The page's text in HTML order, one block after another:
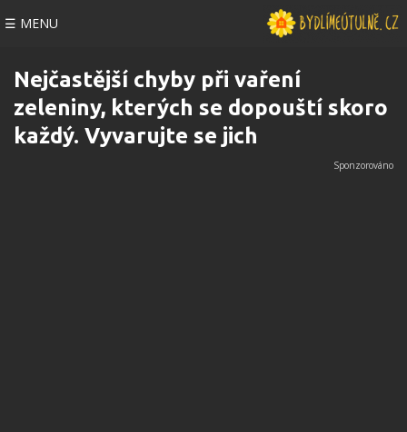
☰ MENU
Nejčastější chyby při vaření
zeleniny, kterých se dopouští skoro
každý. Vyvarujte se jich